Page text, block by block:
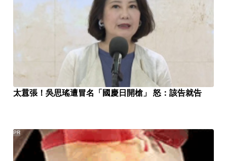
太囂張！吳思瑤遭冒名「國慶日開槍」 怒：該告就告
PR